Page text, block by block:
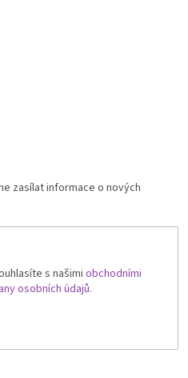
zasílat informace o nových
s našimi obchodními
osobních údajů.